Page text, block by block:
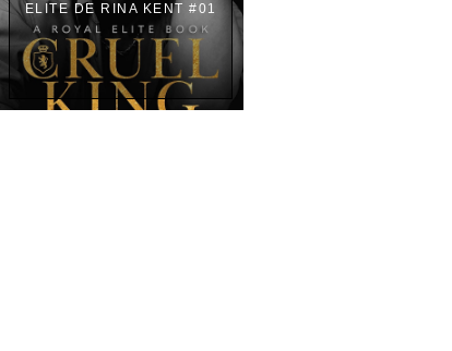
ELITE DE RINA KENT #01